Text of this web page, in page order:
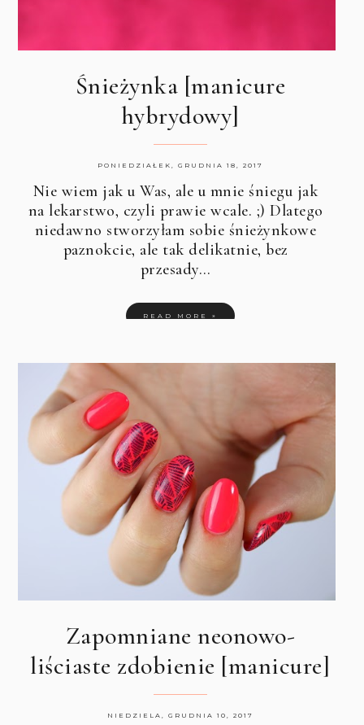
Śnieżynka [manicure
hybrydowy]
PONIEDZIAŁEK, GRUDNIA 18, 2017
Nie wiem jak u Was, ale u mnie śniegu jak
na lekarstwo, czyli prawie wcale. ;) Dlatego
niedawno stworzyłam sobie śnieżynkowe
paznokcie, ale tak delikatnie, bez
przesady…
READ MORE »
Zapomniane neonowo-
liściaste zdobienie [manicure]
NIEDZIELA, GRUDNIA 10, 2017